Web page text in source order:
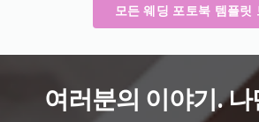
모든 웨딩 포토북 템플릿
여러분의 이야기.